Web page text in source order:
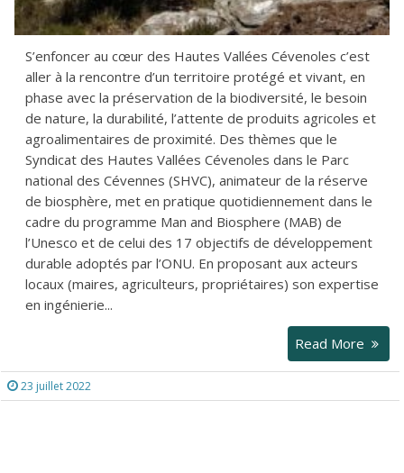
S’enfoncer au cœur des Hautes Vallées Cévenoles c’est
aller à la rencontre d’un territoire protégé et vivant, en
phase avec la préservation de la biodiversité, le besoin
de nature, la durabilité, l’attente de produits agricoles et
agroalimentaires de proximité. Des thèmes que le
Syndicat des Hautes Vallées Cévenoles dans le Parc
national des Cévennes (SHVC), animateur de la réserve
de biosphère, met en pratique quotidiennement dans le
cadre du programme Man and Biosphere (MAB) de
l’Unesco et de celui des 17 objectifs de développement
durable adoptés par l’ONU. En proposant aux acteurs
locaux (maires, agriculteurs, propriétaires) son expertise
en ingénierie...
Read More
23 juillet 2022